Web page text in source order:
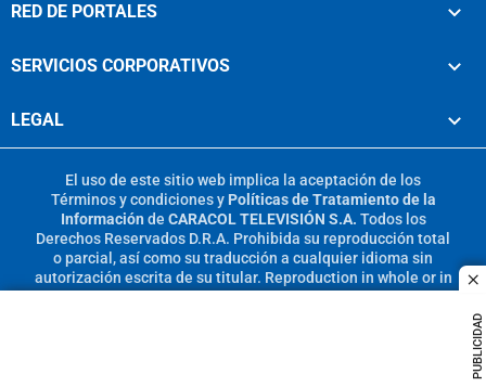
PUBLICIDAD
RED DE PORTALES
SERVICIOS CORPORATIVOS
LEGAL
El uso de este sitio web implica la aceptación de los
Términos y condicionesy Políticas de Tratamiento de la
Información de CARACOL TELEVISIÓN S.A. Todos los
Derechos Reservados D.R.A. Prohibida su reproducción total
o parcial, así como su traducción a cualquier idioma sin
autorización escrita de su titular. Reproduction in whole or in